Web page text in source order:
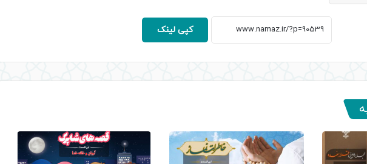
کپی لینک